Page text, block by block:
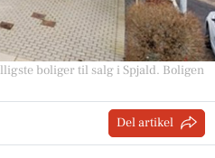
boliger til salg i Spjald. Boligen
Del artikel